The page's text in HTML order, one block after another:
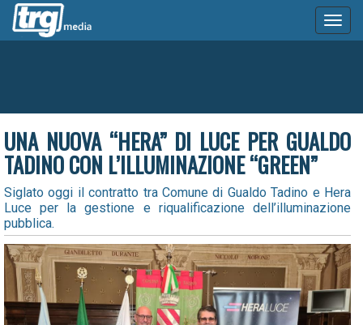
UNA NUOVA “HERA” DI LUCE PER GUALDO
TADINO CON L’ILLUMINAZIONE “GREEN”
Siglato oggi il contratto tra Comune di Gualdo Tadino e Hera
Luce per la gestione e riqualificazione dell’illuminazione
pubblica.